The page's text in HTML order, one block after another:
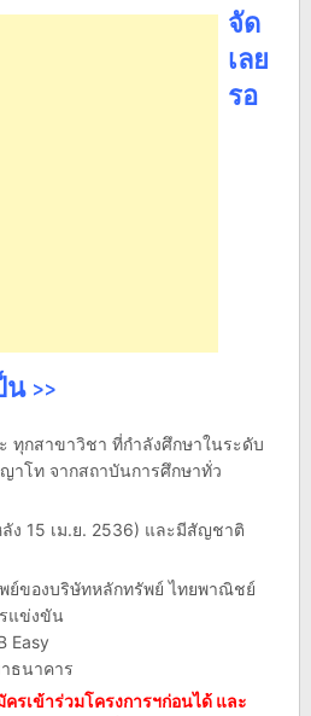
จัด
เลย
รอ
>>
ทุกสาขาวิชา ที่กำลังศึกษาในระดับ
โท จากสถาบันการศึกษาทั่ว
ง 15 เม.ย. 2536) และมีสัญชาติ
ของบริษัทหลักทรัพย์ ไทยพาณิชย์
แข่งขัน
Easy
ธนาคาร
รเข้าร่วมโครงการฯก่อนได้ และ